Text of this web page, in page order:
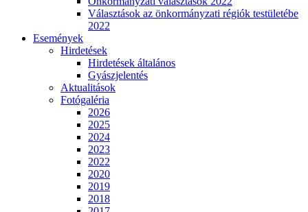
Választások az önkormányzati régiók testületébe
2022
Események
Hirdetések
Hirdetések általános
Gyászjelentés
Aktualitások
Fotógaléria
2026
2025
2024
2023
2022
2020
2019
2018